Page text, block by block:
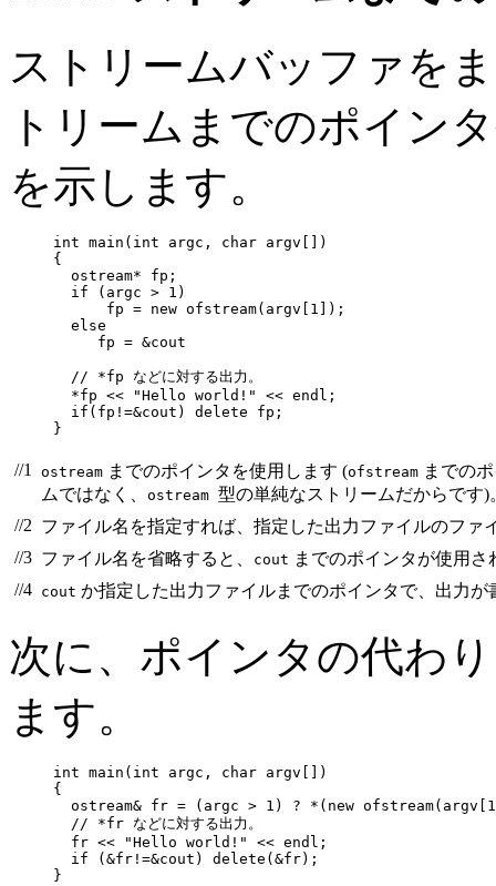
ストリームバッファを
トリームまでのポイン
を示します。
int main(int argc, char argv[])
{
ostream* fp;
  if (argc > 1)
fp = new ofstream(argv[1]);
  else
fp = &cout
  // *fp などに対する出力。
*fp << "Hello world!" << endl;
  if(fp!=&cout) delete fp;
}
//1 ostream までのポインタを使用します (ofstream までの
ムではなく、 ostream 型の単純なストリームだからです)
//2 ファイル名を指定すれば、指定した出力ファイルのフ
//3 ファイル名を省略すると、 cout までのポインタが使用さ
//4 cout か指定した出力ファイルまでのポインタで、出力が
次に、ポインタの代わ
ます。
int main(int argc, char argv[])
{
ostream& fr = (argc > 1) ? *(new
  // *fr などに対する出力。
  fr << "Hello world!" << endl;
  if (&fr!=&cout) delete(&fr);
}